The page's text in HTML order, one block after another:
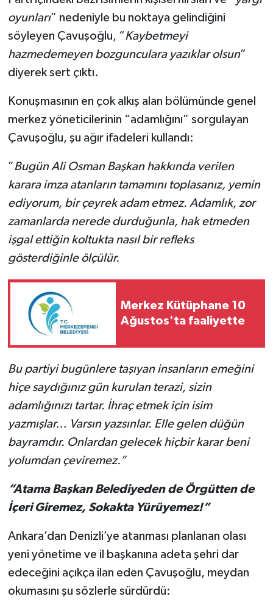
oyunları” nedeniyle bu noktaya gelindiğini
söyleyen Çavuşoğlu, “Kaybetmeyi
hazmedemeyen bozgunculara yazıklar olsun”
diyerek sert çıktı.
Konuşmasının en çok alkış alan bölümünde genel
merkez yöneticilerinin “adamlığını” sorgulayan
Çavuşoğlu, şu ağır ifadeleri kullandı:
”Bugün Ali Osman Başkan hakkında verilen
karara imza atanların tamamını toplasanız, yemin
ediyorum, bir çeyrek adam etmez. Adamlık, zor
zamanlarda nerede durduğunla, hak etmeden
işgal ettiğin koltukta nasıl bir refleks
gösterdiğinle ölçülür.
Merkez Kütüphane 10
Ağustos'ta faaliyette
Bu partiyi bugünlere taşıyan insanların emeğini
hiçe saydığınız gün kurulan terazi, sizin
adamlığınızı tartar. İhraç etmek için isim
yazmışlar… Varsın yazsınlar. Elle gelen düğün
bayramdır. Onlardan gelecek hiçbir karar beni
yolumdan çeviremez.”
“Atama Başkan Belediyeden de Örgütten de
İçeri Giremez, Sokakta Yürüyemez!”
Ankara’dan Denizli’ye atanması planlanan olası
yeni yönetime ve il başkanına adeta şehri dar
edeceğini açıkça ilan eden Çavuşoğlu, meydan
okumasını şu sözlerle sürdürdü: